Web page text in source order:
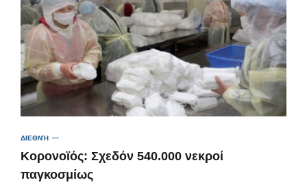
ΔΙΕΘΝΉ
Κορονοϊός: Σχεδόν 540.000 νεκροί
παγκοσμίως